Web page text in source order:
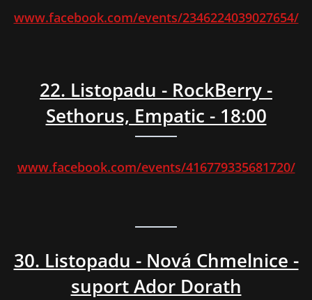
www.facebook.com/events/2346224039027654/
22. Listopadu - RockBerry -
Sethorus, Empatic - 18:00
www.facebook.com/events/416779335681720/
30. Listopadu - Nová Chmelnice -
suport Ador Dorath